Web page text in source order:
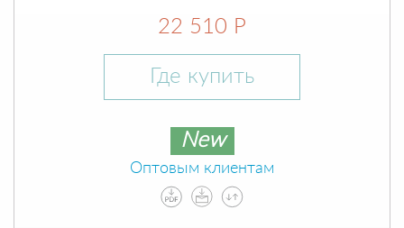
22 510 Р
Где купить
New
Оптовым клиентам